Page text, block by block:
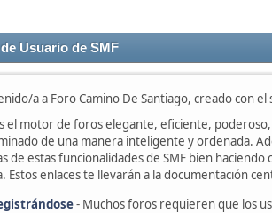
Usuario de SMF
a a Foro Camino De Santiago, creado con
el motor de foros elegante, eficiente,
de una manera inteligente y ordenada.
de estas funcionalidades de SMF bien
Estos enlaces te llevarán a la documentación
- Muchos foros requieren que los